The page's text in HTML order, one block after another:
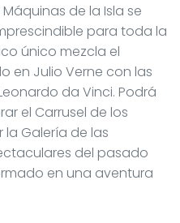
de la Isla se
para toda la
único mezcla el
en Julio Verne con las
da Vinci. Podrá
el Carrusel de los
la Galería de las
del pasado
en una aventura